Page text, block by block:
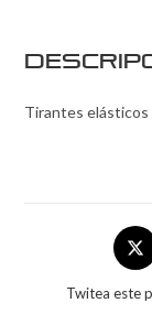
Tirantes elásticos
Twitea este